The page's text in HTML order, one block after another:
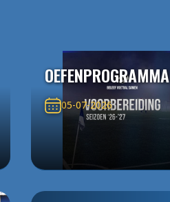
OEFENPROGRAMMA
05-07-2026